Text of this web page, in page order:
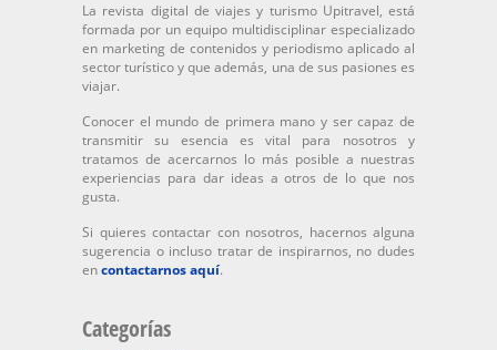
La revista digital de viajes y turismo Upitravel, está
formada por un equipo multidisciplinar especializado
en marketing de contenidos y periodismo aplicado al
sector turístico y que además, una de sus pasiones es
viajar.
Conocer el mundo de primera mano y ser capaz de
transmitir su esencia es vital para nosotros y
tratamos de acercarnos lo más posible a nuestras
experiencias para dar ideas a otros de lo que nos
gusta.
Si quieres contactar con nosotros, hacernos alguna
sugerencia o incluso tratar de inspirarnos, no dudes
encontactarnos aquí.
Categorías